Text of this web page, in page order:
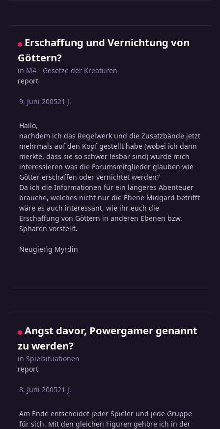
Erschaffung und Vernichtung von
Göttern?
in M4 - Gesetze der Kreaturen
report
9. Juni 200521 J.
Hallo,
nachdem ich das Regelwerk und die Zusatzbände jetzt
mehrmals auf den Kopf gestellt habe (wobei ich dann
merkte, dass sie so schwer lesbar sind) würde mich
interessieren was die Forumsmitglieder glauben wie
Götter erschaffen oder vernichtet werden?
Da ich die Informationen für ein längeres Abenteuer
brauche, welches nicht nur die Ebene Midgard betrifft
wäre es auch interessant, wie ihr euch die
Erschaffung von Göttern in anderen Ebenen bzw.
Sphären vorstellt.
Neugierig Myrdin
Angst davor, Powergamer genannt
zu werden?
inSpielsituationen
report
8. Juni 200521 J.
Am Ende entscheidet jeder Spieler und jede Gruppe
für sich. Mit den gleichen Figuren gehöre ich in der